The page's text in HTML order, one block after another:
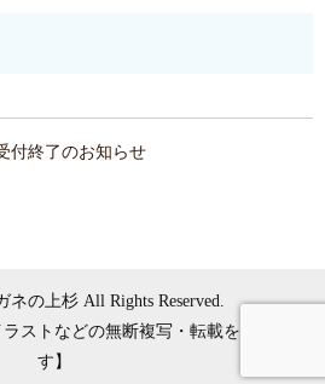
付終了のお知らせ
の上杉 All Rights Reserved.
ストなどの無断複写・転載を禁じま
す】